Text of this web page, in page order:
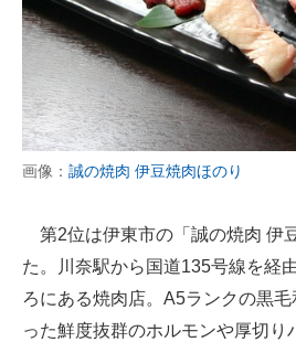
画像： 誠の焼肉 伊豆焼肉ほのり
第2位は伊東市の「誠の焼肉 伊
た。川奈駅から国道135号線を経
ろにある焼肉店。A5ランクの黒
った鮮度抜群のホルモンや厚切り